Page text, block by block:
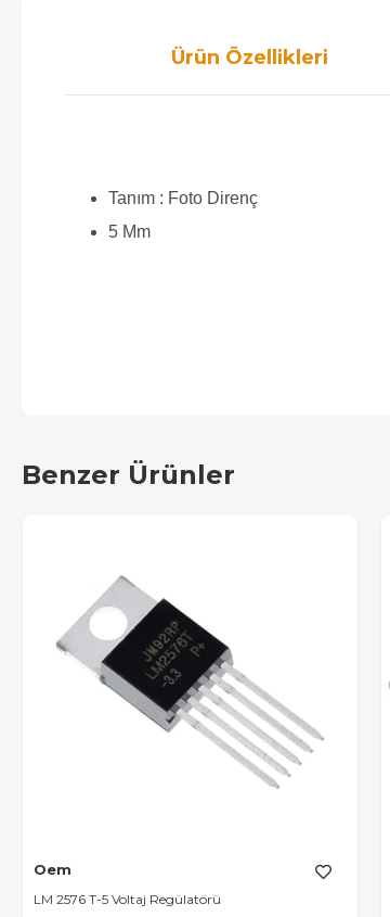
Ürün Özellikleri
Tanım : Foto Direnç
5 Mm
Benzer Ürünler
Oem
LM 2576 T-5 Voltaj Regülatörü